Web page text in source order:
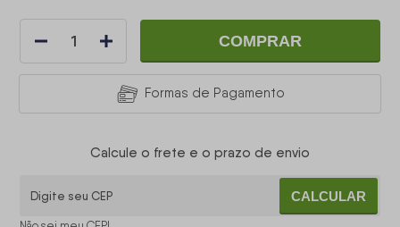
COMPRAR
Formas de Pagamento
Calcule o frete e o prazo de envio
CALCULAR